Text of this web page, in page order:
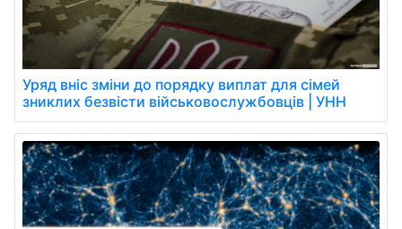
Уряд вніс зміни до порядку виплат для сімей
зниклих безвісти військовослужбовців | УНН